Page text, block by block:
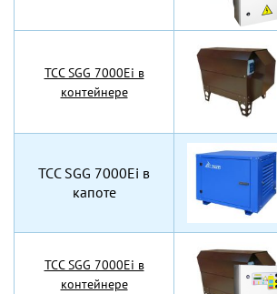
TCC SGG 7000Ei в
контейнере
TCC SGG 7000Ei в
капоте
TCC SGG 7000Ei в
контейнере